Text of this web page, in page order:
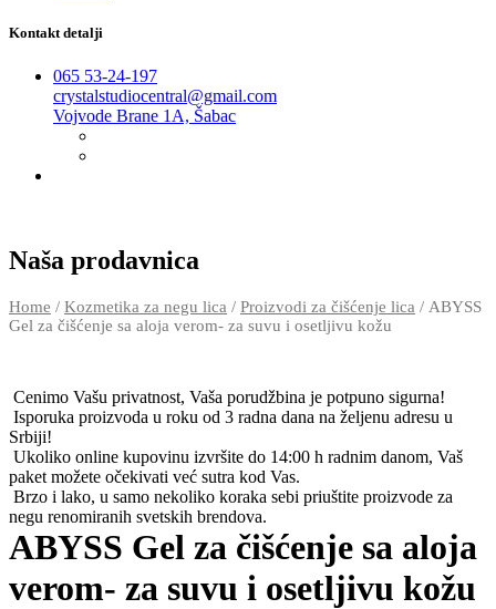
Kontakt detalji
065 53-24-197
crystalstudiocentral@gmail.com
Vojvode Brane 1A, Šabac
Naša prodavnica
Home / Kozmetika za negu lica / Proizvodi za čišćenje lica / ABYSS
Gel za čišćenje sa aloja verom- za suvu i osetljivu kožu
Cenimo Vašu privatnost, Vaša porudžbina je potpuno sigurna!
Isporuka proizvoda u roku od 3 radna dana na željenu adresu u
Srbiji!
Ukoliko online kupovinu izvršite do 14:00 h radnim danom, Vaš
paket možete očekivati već sutra kod Vas.
Brzo i lako, u samo nekoliko koraka sebi priuštite proizvode za
negu renomiranih svetskih brendova.
ABYSS Gel za čišćenje sa aloja
verom- za suvu i osetljivu kožu